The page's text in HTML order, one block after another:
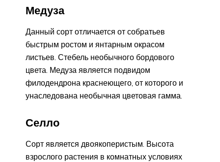
Медуза
Данный сорт отличается от собратьев
быстрым ростом и янтарным окрасом
листьев. Стебель необычного бордового
цвета. Медуза является подвидом
филодендрона краснеющего, от которого и
унаследована необычная цветовая гамма.
Селло
Сорт является двоякоперистым. Высота
взрослого растения в комнатных условиях